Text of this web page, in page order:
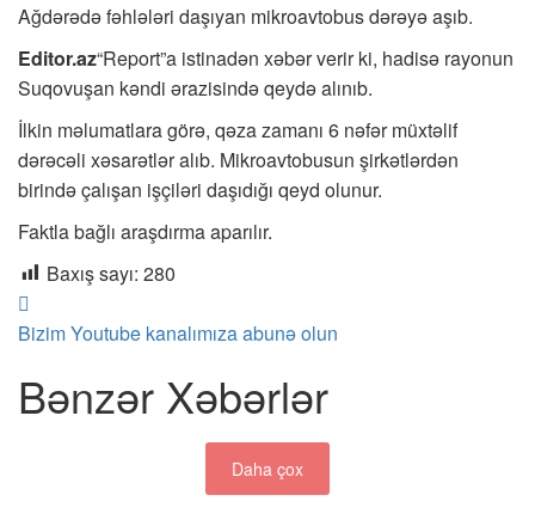
Ağdərədə fəhlələri daşıyan mikroavtobus dərəyə aşıb.
Editor.az“Report”a istinadən xəbər verir ki, hadisə rayonun
Suqovuşan kəndi ərazisində qeydə alınıb.
İlkin məlumatlara görə, qəza zamanı 6 nəfər müxtəlif
dərəcəli xəsarətlər alıb. Mikroavtobusun şirkətlərdən
birində çalışan işçiləri daşıdığı qeyd olunur.
Faktla bağlı araşdırma aparılır.
Baxış sayı: 280
Bizim Youtube kanalımıza abunə olun
Bənzər Xəbərlər
Daha çox